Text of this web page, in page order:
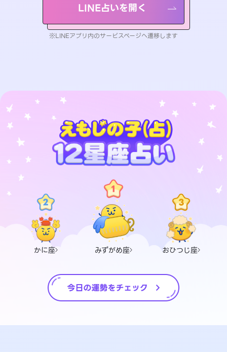
LINE占いを開く
※LINEアプリ内のサービスページへ遷移します
かに座 みずがめ座 おひつじ座